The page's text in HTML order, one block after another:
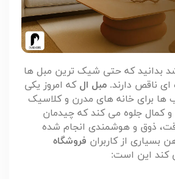
بدانید که حتی شیک ترین مبل ها
ناقص دارند. مبل ال که امروز یکی
ها برای خانه های مدرن و کلاسیک
و کمال جلوه می کند که چیدمان
ذوق و هوشمندی انجام شده
بسیاری از کاربران فروشگاه
کند این است: